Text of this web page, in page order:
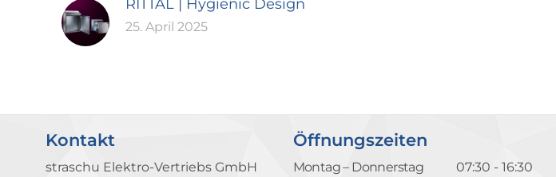
RITTAL | Hygienic Design
25. April 2025
Kontakt
straschu Elektro-Vertriebs GmbH
Öffnungszeiten
Montag – Donnerstag
07:30 - 16:30